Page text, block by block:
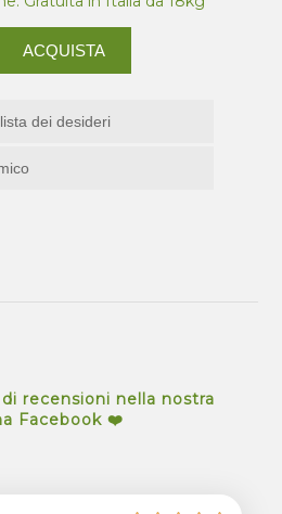
ACQUISTA
dei desideri
recensioni nella nostra
Facebook ❤️